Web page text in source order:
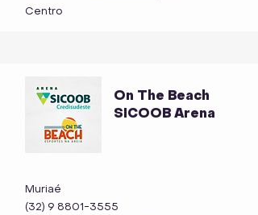
Centro
On The Beach
SICOOB Arena
Muriaé
(32) 9 8801-3555